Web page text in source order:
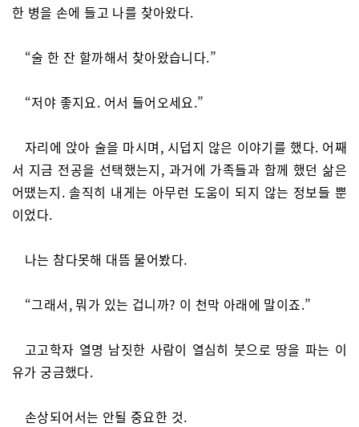
한 병을 손에 들고 나를 찾아왔다.
“술 한 잔 할까해서 찾아왔습니다.”
“저야 좋지요. 어서 들어오세요.”
자리에 앉아 술을 마시며, 시덥지 않은 이야기를 했다. 어째
서 지금 전공을 선택했는지, 과거에 가족들과 함께 했던 삶은
어땠는지. 솔직히 내게는 아무런 도움이 되지 않는 정보들 뿐
이었다.
나는 참다못해 대뜸 물어봤다.
“그래서, 뭐가 있는 겁니까? 이 천막 아래에 말이죠.”
고고학자 열명 남짓한 사람이 열심히 붓으로 땅을 파는 이
유가 궁금했다.
손상되어서는 안될 중요한 것.